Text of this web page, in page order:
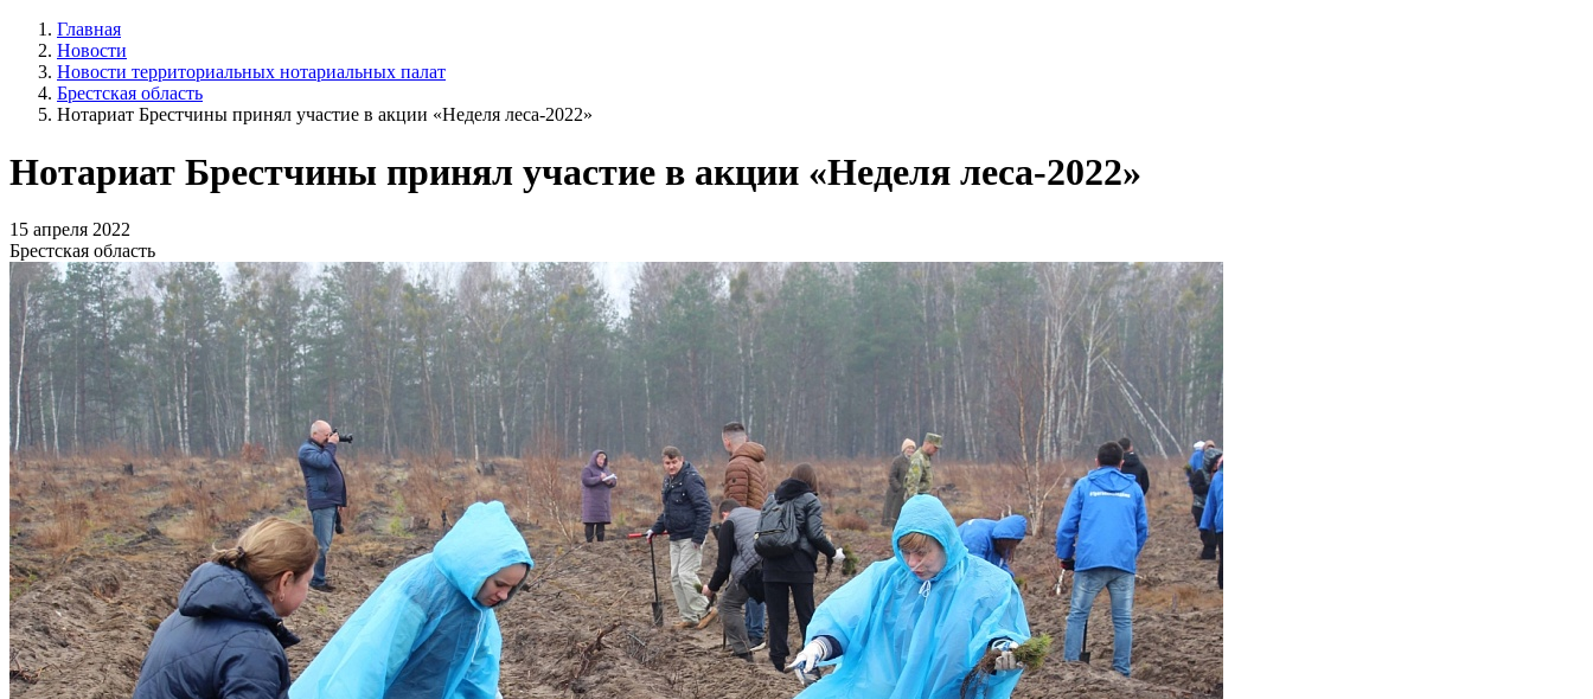
Главная
Новости
Новости территориальных нотариальных палат
Брестская область
Нотариат Брестчины принял участие в акции «Неделя леса-2022»
Нотариат Брестчины принял участие в акции «Неделя леса-2022»
15 апреля 2022
Брестская область